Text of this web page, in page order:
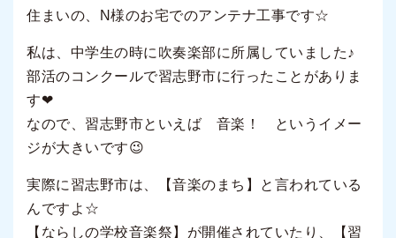
住まいの、N様のお宅でのアンテナ工事です☆
私は、中学生の時に吹奏楽部に所属していました♪
部活のコンクールで習志野市に行ったことがありま
す❤
なので、習志野市といえば 音楽！ というイメー
ジが大きいです😉
実際に習志野市は、【音楽のまち】と言われている
んですよ☆
【ならしの学校音楽祭】が開催されていたり、【習